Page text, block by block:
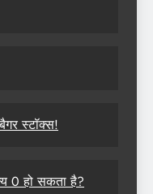
स्टॉक्स!
0 हो सकता है?